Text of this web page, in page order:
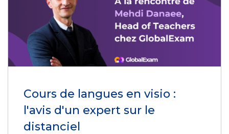
Cours de langues en visio :
l'avis d'un expert sur le
distanciel